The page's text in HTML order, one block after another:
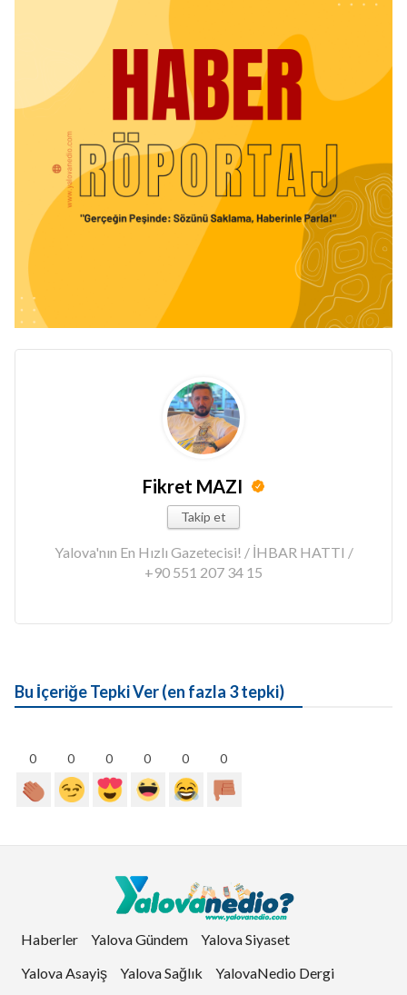
Fikret MAZI
Takip et
Yalova'nın En Hızlı Gazetecisi! / İHBAR HATTI /
+90 551 207 34 15
Bu İçeriğe Tepki Ver (en fazla 3 tepki)
0 0 0 0 0 0
Haberler Yalova Gündem
Yalova Siyaset
Yalova Asayiş
Yalova Sağlık YalovaNedio Dergi